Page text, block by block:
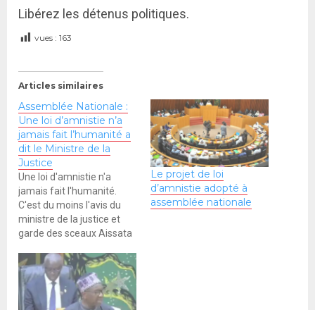
Libérez les détenus politiques.
vues : 163
Articles similaires
Assemblée Nationale :
Une loi d’amnistie n’a
jamais fait l’humanité a
dit le Ministre de la
Justice
Une loi d'amnistie n'a
jamais fait l'humanité.
C'est du moins l'avis du
ministre de la justice et
garde des sceaux Aissata
jamais fait appel au cas du
Rwanda et de l'Allemagne
Nazie en le comparant au
Sénégal. Mais ce qui
Le projet de loi
d’amnistie adopté à
assemblée nationale